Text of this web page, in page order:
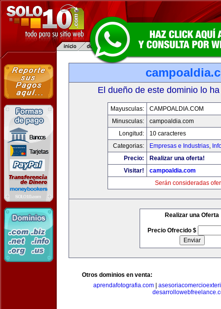
El dueño de este dominio lo
Mayusculas:
CAMPOALDIA.COM
Minusculas:
campoaldia.com
Longitud:
10 caracteres
Categorias:
Empresas e Industrias,
Precio:
Realizar una oferta!
Visitar!
campoaldia.com
Serán consideradas
Realizar una Oferta
Precio Ofrecido $
Otros dominios en venta:
aprendafotografia.com